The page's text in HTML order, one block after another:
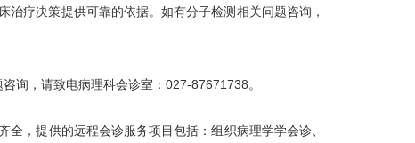
疗决策提供可靠的依据。如有分子检测相关问题咨询，
询，请致电病理科会诊室：027-87671738。
，提供的远程会诊服务项目包括：组织病理学学会诊、